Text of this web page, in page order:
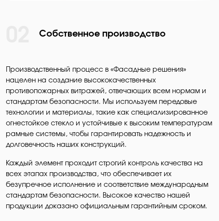
Собственное производство
Производственный процесс в «Фасадные решения»
нацелен на создание высококачественных
противопожарных витражей, отвечающих всем нормам и
стандартам безопасности. Мы используем передовые
технологии и материалы, такие как специализированное
огнестойкое стекло и устойчивые к высоким температурам
рамные системы, чтобы гарантировать надежность и
долговечность наших конструкций.
Каждый элемент проходит строгий контроль качества на
всех этапах производства, что обеспечивает их
безупречное исполнение и соответствие международным
стандартам безопасности. Высокое качество нашей
продукции доказано официальным гарантийным сроком.